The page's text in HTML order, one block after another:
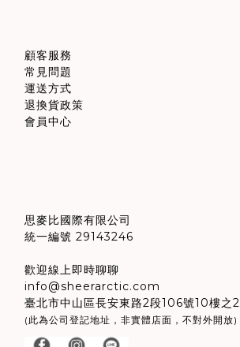
顧客服務
常見問題
運送方式
退換貨政策
會員中心
思麥比國際有限公司
統一編號 29143246
歡迎線上即時聊聊
info@sheerarctic.com
臺北市中山區長安東路2段106號10樓之2
(此為公司登記地址，非實體店面，不對外開放)